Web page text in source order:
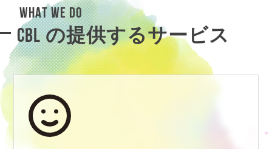
WHAT WE DO
CBL の提供するサービス